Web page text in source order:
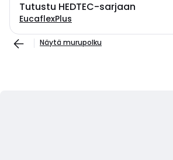
Tutustu HEDTEC-sarjaan
EucaflexPlus
Näytä murupolku